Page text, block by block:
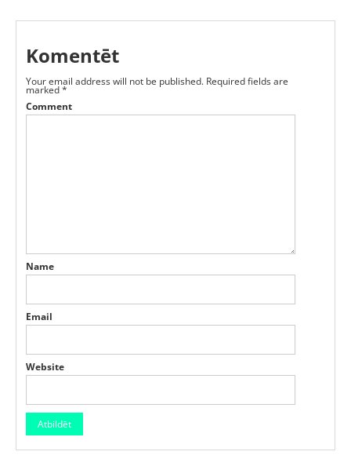
Komentēt
Your email address will not be published. Required fields are
marked*
Comment
Name
Email
Website